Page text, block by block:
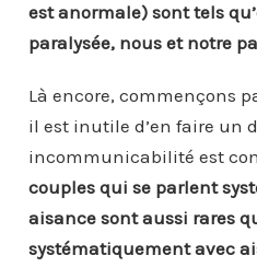
est anormale) sont tels
paralysée, nous et notre
Là encore, commençons
il est inutile d’en faire un
incommunicabilité est
couples qui se parlent
aisance sont aussi rares
systématiquement avec